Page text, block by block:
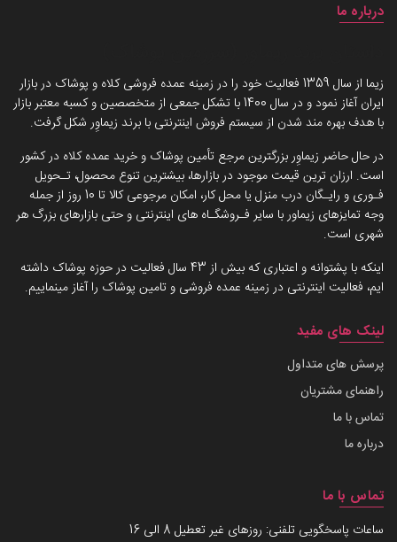
درباره ما
زیما از سال 1359 فعالیت خود را در زمینه عمده فروشی کلاه و پوشاک در بازار
ایران آغاز نمود و در سال 1400 با تشکل جمعی از متخصصین و کسبه معتبر بازار
با هدف بهره مند شدن از سیستم فروش اینترنتی با برند زیماوِر شکل گرفت.
در حال حاضر زیماوِر بزرگترین مرجع تأمین پوشاک و خرید عمده کلاه در کشور
است. ارزان ترین قیمت موجود در بازارها، بیشترین تنوع محصول، تـحویل
فـوری و رایـگان درب منزل یا محل کار، امکان مرجوعی کالا تا 10 روز از جمله
وجه تمایزهای زیماور با سایر فـروشگـاه های اینترنتی و حتی بازارهای بزرگ هر
شهری است.
اینکه با پشتوانه و اعتباری که بیش از 43 سال فعالیت در حوزه پوشاک داشته
ایم، فعالیت اینترنتی در زمینه عمده فروشی و تامین پوشاک را آغاز مینماییم.
لینک های مفید
پرسش های متداول
راهنمای مشتریان
تماس با ما
درباره ما
تماس با ما
ساعات پاسخگویی تلفنی: روزهای غیر تعطیل 8 الی 16